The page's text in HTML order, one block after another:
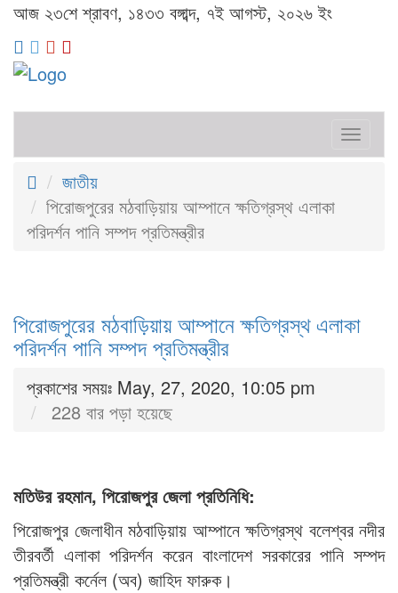
আজ ২৩শে শ্রাবণ, ১৪৩৩ বঙ্গাব্দ, ৭ই আগস্ট, ২০২৬ ইং
জাতীয়
পিরোজপুরের মঠবাড়িয়ায় আম্পানে ক্ষতিগ্রস্থ এলাকা
পরিদর্শন পানি সম্পদ প্রতিমন্ত্রীর
পিরোজপুরের মঠবাড়িয়ায় আম্পানে ক্ষতিগ্রস্থ এলাকা
পরিদর্শন পানি সম্পদ প্রতিমন্ত্রীর
প্রকাশের সময়ঃ May, 27, 2020, 10:05 pm
228 বার পড়া হয়েছে
মতিউর রহমান, পিরোজপুর জেলা প্রতিনিধি:
পিরোজপুর জেলাধীন মঠবাড়িয়ায় আম্পানে ক্ষতিগ্রস্থ বলেশ্বর নদীর
তীরবর্তী এলাকা পরিদর্শন করেন বাংলাদেশ সরকারের পানি সম্পদ
প্রতিমন্ত্রী কর্নেল (অব) জাহিদ ফারুক।